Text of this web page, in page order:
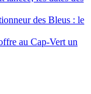
des Bleus : le
au Cap-Vert un